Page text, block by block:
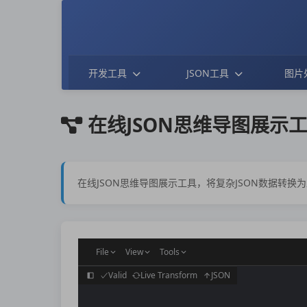
开发工具 JSON工具 图
在线JSON思维导图展示
在线JSON思维导图展示工具，将复杂JSON数据转换